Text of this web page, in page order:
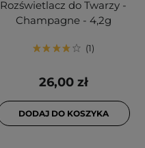
Rozświetlacz do Twarzy -
Champagne - 4,2g
1
26,00 zł
DODAJ DO KOSZYKA